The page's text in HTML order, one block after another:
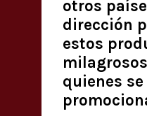
otros
dirección
estos
quienes